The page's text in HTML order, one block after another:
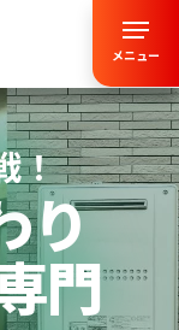
メニュー
！
り
門